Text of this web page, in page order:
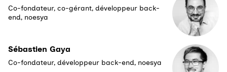
Co-fondateur, co-gérant, développeur back-
end, noesya
Sébastien Gaya
Co-fondateur, développeur back-end, noesya